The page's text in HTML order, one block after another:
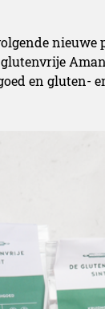
en gluten-